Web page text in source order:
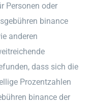
Personen oder
binance
anderen
dass sich die
Prozentzahlen
binance der